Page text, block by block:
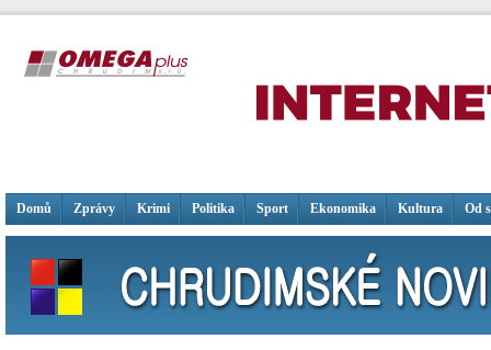
Domů Zprávy Krimi Politika Sport Ekonomika Kultura Od